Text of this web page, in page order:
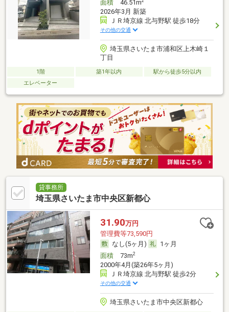
面積46.51m
2026年3月 新築
ＪＲ埼京線 北与野駅 徒歩18分
その他の交通
埼玉県さいたま市浦和区上木崎１
丁目
1階 築1年以内
駅から徒歩5分以内
エレベーター
貸事務所
埼玉県さいたま市中央区新都心
31.90万円
管理費等73,590円
なし(5ヶ月)
1ヶ月
面積73m2
2000年4月(築26年5ヶ月)
ＪＲ埼京線 北与野駅 徒歩2分
その他の交通
埼玉県さいたま市中央区新都心